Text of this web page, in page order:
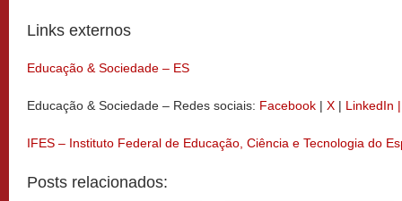
Links externos
Educação & Sociedade – ES
Educação & Sociedade – Redes sociais: Facebook | X | LinkedIn
IFES – Instituto Federal de Educação, Ciência e Tecnologia do
Posts relacionados: